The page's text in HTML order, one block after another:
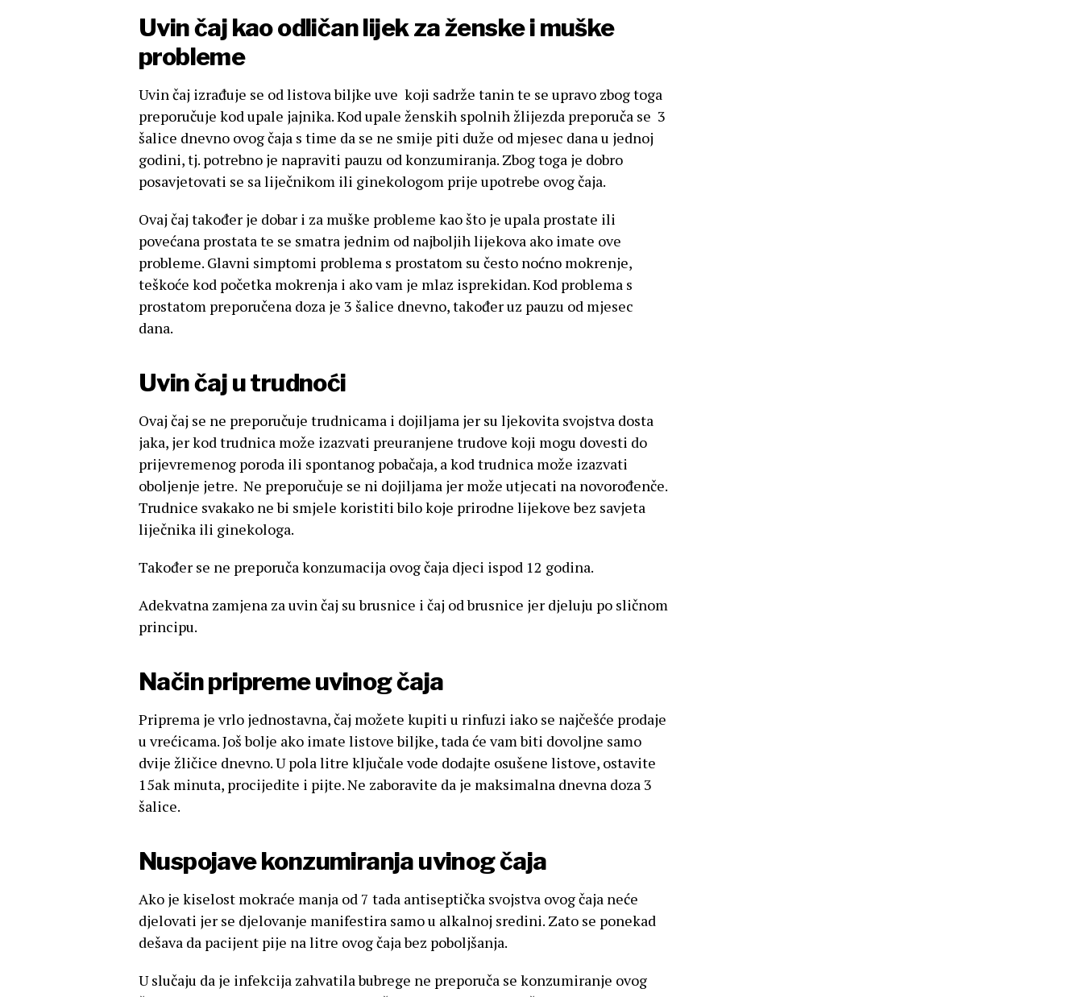
Uvin čaj kao odličan lijek za ženske i muške
probleme
Uvin čaj izrađuje se od listova biljke uve koji sadrže tanin te se upravo zbog toga
preporučuje kod upale jajnika. Kod upale ženskih spolnih žlijezda preporuča se 3
šalice dnevno ovog čaja s time da se ne smije piti duže od mjesec dana u jednoj
godini, tj. potrebno je napraviti pauzu od konzumiranja. Zbog toga je dobro
posavjetovati se sa liječnikom ili ginekologom prije upotrebe ovog čaja.
Ovaj čaj također je dobar i za muške probleme kao što je upala prostate ili
povećana prostata te se smatra jednim od najboljih lijekova ako imate ove
probleme. Glavni simptomi problema s prostatom su često noćno mokrenje,
teškoće kod početka mokrenja i ako vam je mlaz isprekidan. Kod problema s
prostatom preporučena doza je 3 šalice dnevno, također uz pauzu od mjesec
dana.
Uvin čaj u trudnoći
Ovaj čaj se ne preporučuje trudnicama i dojiljama jer su ljekovita svojstva dosta
jaka, jer kod trudnica može izazvati preuranjene trudove koji mogu dovesti do
prijevremenog poroda ili spontanog pobačaja, a kod trudnica može izazvati
oboljenje jetre. Ne preporučuje se ni dojiljama jer može utjecati na novorođenče.
Trudnice svakako ne bi smjele koristiti bilo koje prirodne lijekove bez savjeta
liječnika ili ginekologa.
Također se ne preporuča konzumacija ovog čaja djeci ispod 12 godina.
Adekvatna zamjena za uvin čaj su brusnice i čaj od brusnice jer djeluju po sličnom
principu.
Način pripreme uvinog čaja
Priprema je vrlo jednostavna, čaj možete kupiti u rinfuzi iako se najčešće prodaje
u vrećicama. Još bolje ako imate listove biljke, tada će vam biti dovoljne samo
dvije žličice dnevno. U pola litre ključale vode dodajte osušene listove, ostavite
15ak minuta, procijedite i pijte. Ne zaboravite da je maksimalna dnevna doza 3
šalice.
Nuspojave konzumiranja uvinog čaja
Ako je kiselost mokraće manja od 7 tada antiseptička svojstva ovog čaja neće
djelovati jer se djelovanje manifestira samo u alkalnoj sredini. Zato se ponekad
dešava da pacijent pije na litre ovog čaja bez poboljšanja.
U slučaju da je infekcija zahvatila bubrege ne preporuča se konzumiranje ovog